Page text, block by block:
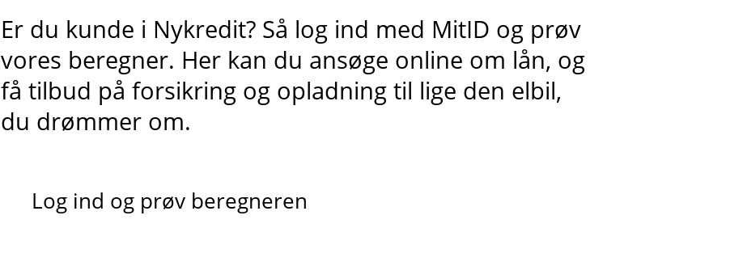
Er du kunde i Nykredit? Så log ind med MitID og prøv
vores beregner. Her kan du ansøge online om lån, og
få tilbud på forsikring og opladning til lige den elbil,
du drømmer om.
Log ind og prøv beregneren